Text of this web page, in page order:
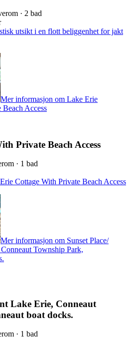
· 2 bad
utsikt i en flott beliggenhet for jakt
Mer informasjon om Lake Erie
Access
Private Beach Access
· 1 bad
Cottage With Private Beach Access
Mer informasjon om Sunset Place/
Township Park,
Lake Erie, Conneaut
boat docks.
· 1 bad